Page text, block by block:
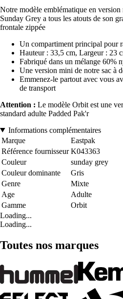
Notre modèle emblématique en
Sunday Grey a tous les atouts de son
frontale zippée
Un compartiment principal pour
Hauteur : 33,5 cm, Largeur : 23
Fabriqué dans un mélange 60%
Une version mini de notre sac à
Emmenez-le partout avec vous
de transport
Attention : Le modèle Orbit est une
standard adulte Padded Pak'r
Informations complémentaires
Marque
Eastpak
Référence fournisseur K043363
Couleur
sunday grey
Couleur dominante
Gris
Genre
Mixte
Age
Adulte
Gamme
Orbit
Loading...
Loading...
Toutes nos marques